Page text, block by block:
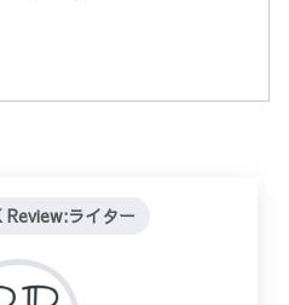
Review:ライター